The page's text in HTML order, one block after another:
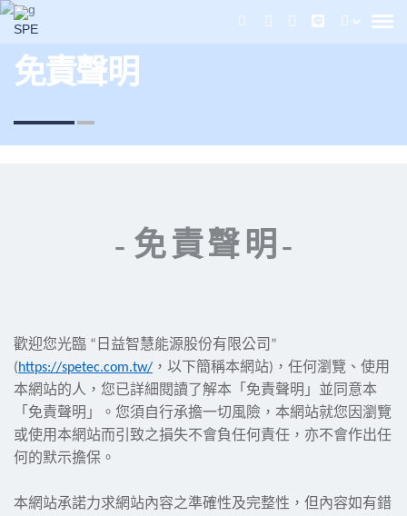
免責聲明
- 免責聲明 -
歡迎您光臨 “ 日益智慧能源股份有限公司 ”
(https://spetec.com.tw/ ，以下簡稱本網站) ，任何瀏覽、使用
本網站的人，您已詳細閱讀了解本「免責聲明」並同意本
「免責聲明」。您須自行承擔一切風險，本網站就您因瀏覽
或使用本網站而引致之損失不會負任何責任，亦不會作出任
何的默示擔保。
本網站承諾力求網站內容之準確性及完整性，但內容如有錯